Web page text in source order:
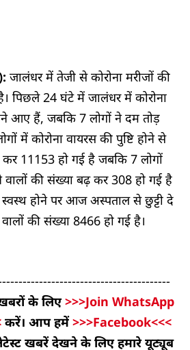
जालंधर में तेजी से कोरोना मरीजों की
पिछले 24 घंटे में जालंधर में कोरोना
आए हैं, जबकि 7 लोगों ने दम तोड़
में कोरोना वायरस की पुष्टि होने से
कर 11153 हो गई है जबकि 7 लोगों
वालों की संख्या बढ़ कर 308 हो गई है
स्वस्थ होने पर आज अस्पताल से छुट्टी दे
की संख्या 8466 हो गई है।
के लिए>>>Join WhatsApp
करें। आप हमें>>>Facebook<<<
खबरें देखने के लिए हमारे यूट्यूब